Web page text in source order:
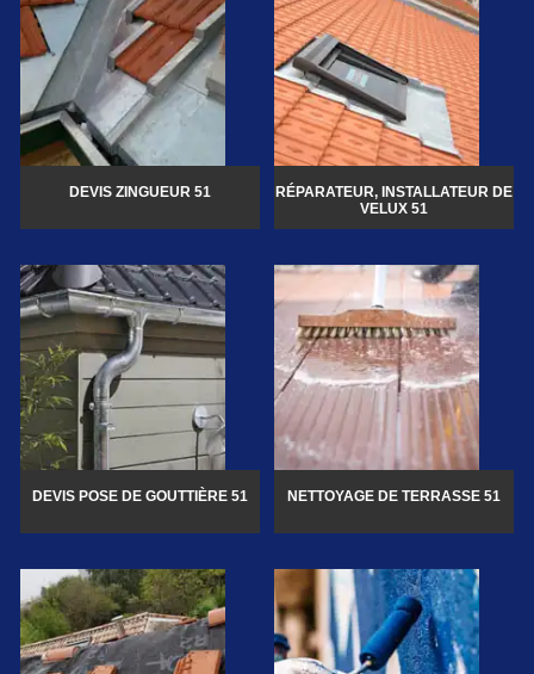
DEVIS ZINGUEUR 51
RÉPARATEUR, INSTALLATEUR DE
VELUX 51
DEVIS POSE DE GOUTTIÈRE 51 NETTOYAGE DE TERRASSE 51